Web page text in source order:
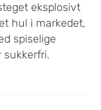
eksplosivt
hul i markedet,
spiselige
sukkerfri.